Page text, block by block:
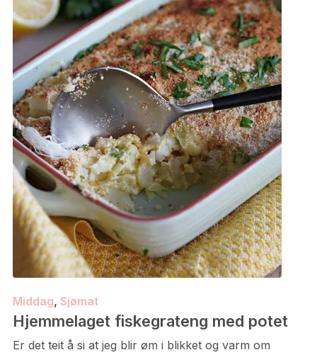
Middag, Sjømat
Hjemmelaget fiskegrateng med potet
Er det teit å si at jeg blir øm i blikket og varm om